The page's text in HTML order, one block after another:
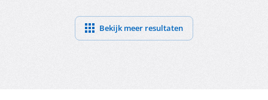
Bekijk meer resultaten